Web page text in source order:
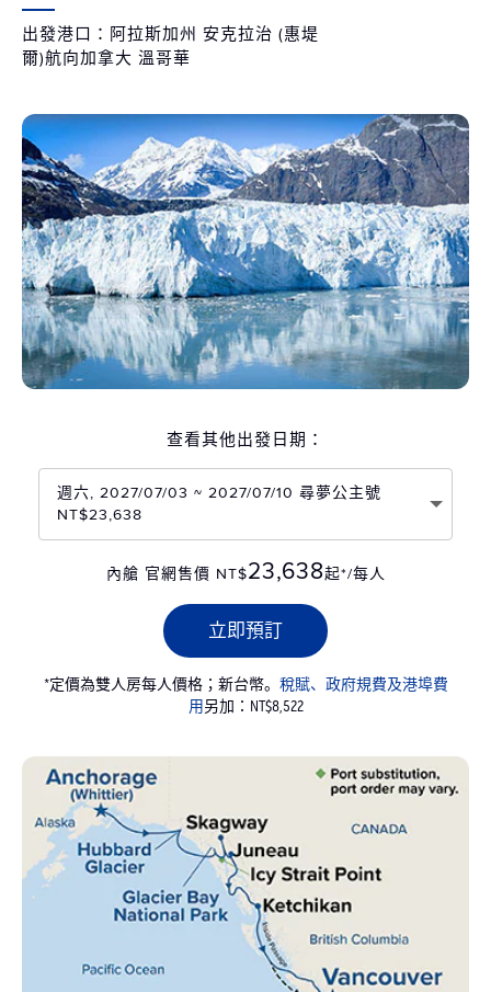
出發港口：阿拉斯加州 安克拉治 (惠堤
爾)航向加拿大 溫哥華
查看其他出發日期：
週六, 2027/07/03 ~ 2027/07/10 尋夢公主號
NT$23,638
內艙 官網售價 NT$23,638起*/每人
立即預訂
*定價為雙人房每人價格；新台幣。 稅賦、政府規費及港埠費
用另加：NT$8,522